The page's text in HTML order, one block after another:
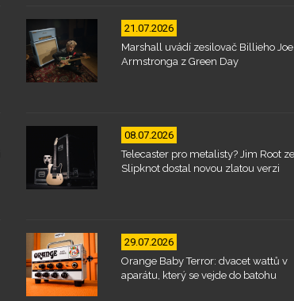
21.07.2026
Marshall uvádí zesilovač Billieho Joe
Armstronga z Green Day
08.07.2026
Telecaster pro metalisty? Jim Root ze
Slipknot dostal novou zlatou verzi
29.07.2026
Orange Baby Terror: dvacet wattů v
aparátu, který se vejde do batohu